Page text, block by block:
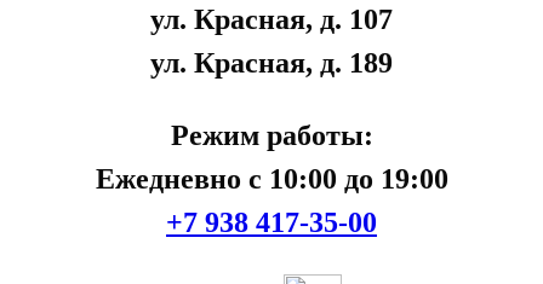
ул. Красная, д. 107
ул. Красная, д. 189
Режим работы:
Ежедневно с 10:00 до 19:00
+7 938 417-35-00